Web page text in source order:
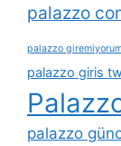
palazzo
palazzo
palazzo giris
palazzo